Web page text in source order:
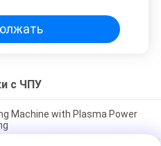
стол плазмы
с ЧПУ
Machine with Plasma Power